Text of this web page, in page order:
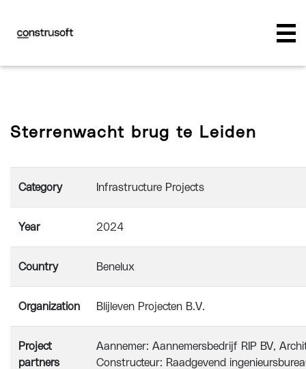
Sterrenwacht brug te Leiden
Category Infrastructure Projects
Year 2024
Country Benelux
Organization Blijleven Projecten B.V.
Project
partners
Aannemer: Aannemersbedrijf RIP BV,
Constructeur: Raadgevend